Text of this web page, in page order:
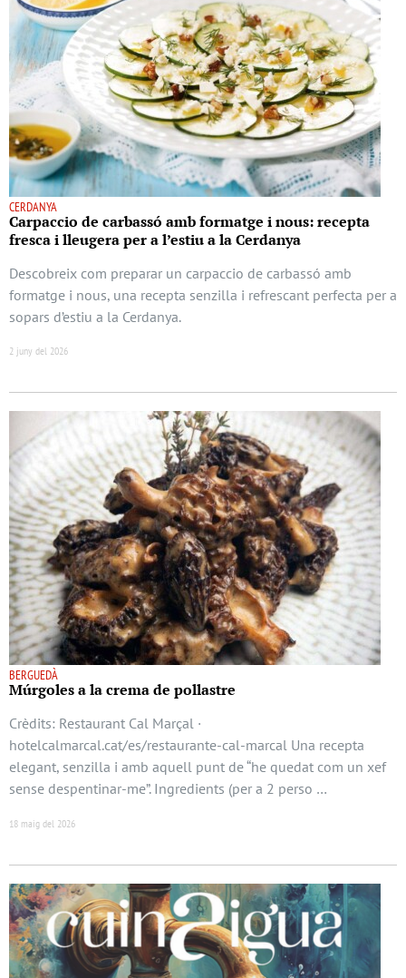
CERDANYA
Carpaccio de carbassó amb formatge i nous: recepta
fresca i lleugera per a l’estiu a la Cerdanya
Descobreix com preparar un carpaccio de carbassó amb
formatge i nous, una recepta senzilla i refrescant perfecta per a
sopars d’estiu a la Cerdanya.
2 juny del 2026
BERGUEDÀ
Múrgoles a la crema de pollastre
Crèdits: Restaurant Cal Marçal ·
hotelcalmarcal.cat/es/restaurante-cal-marcal Una recepta
elegant, senzilla i amb aquell punt de “he quedat com un xef
sense despentinar-me”. Ingredients (per a 2 perso …
18 maig del 2026